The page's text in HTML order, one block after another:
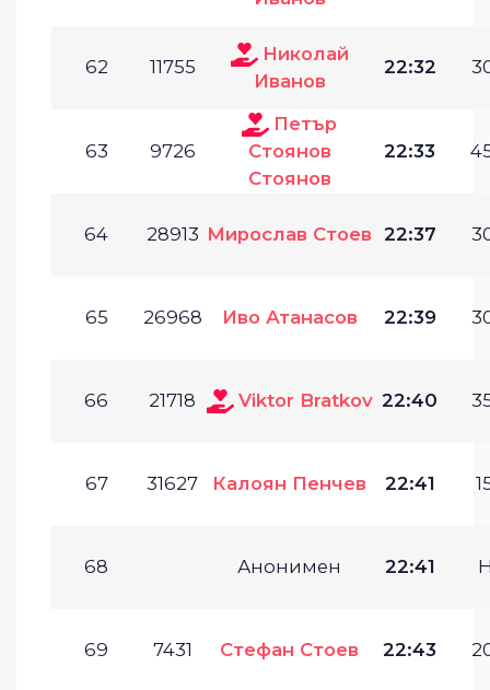
62 11755
Николай
Иванов
22:32
63 9726
Петър
Стоянов
Стоянов
22:33
64 28913 Мирослав Стоев 22:37
65 26968 Иво Атанасов 22:39
66 21718 Viktor Bratkov 22:40
67 31627 Калоян Пенчев 22:41
68 Анонимен 22:41
69 7431 Стефан Стоев 22:43